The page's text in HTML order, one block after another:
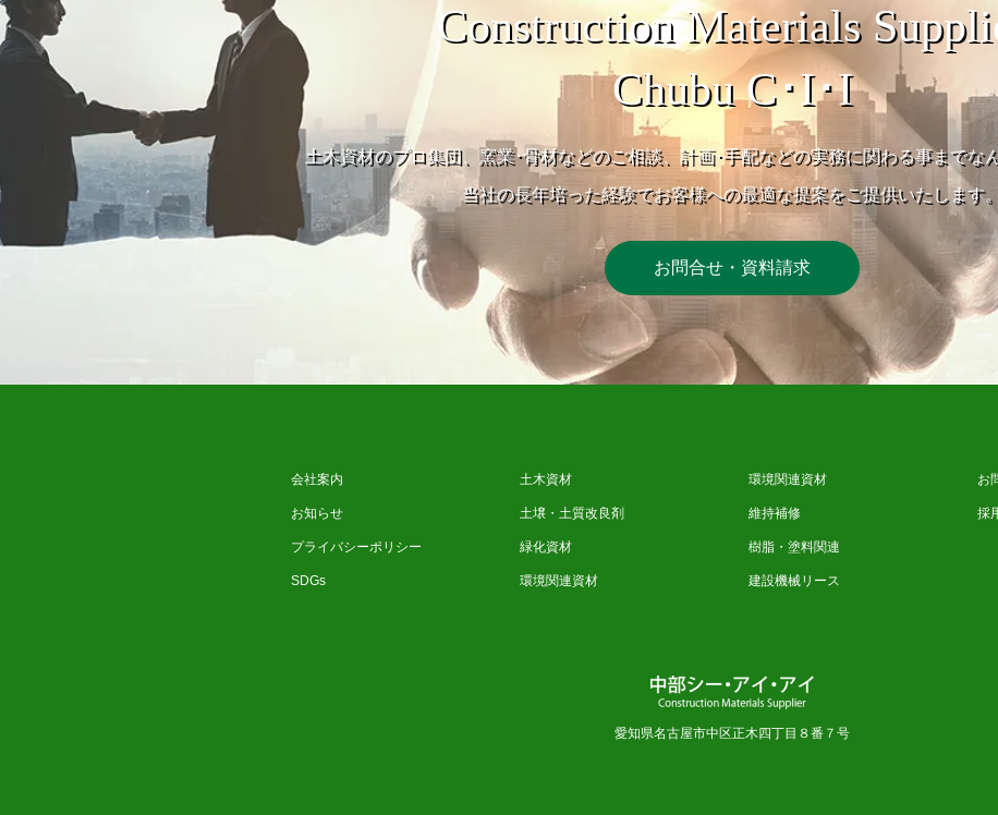
Construction Materials
Chubu C･I･I
土木資材のプロ集団、窯業･骨材などのご相談、計画･手配などの実務に関わる事までな
当社の長年培った経験でお客様への最適な提案をご提供いたします。
お問合せ・資料請求
会社案内
お知らせ
プライバシーポリシー
SDGs
土木資材
土壌・土質改良剤
緑化資材
環境関連資材
環境関連資材
維持補修
樹脂・塗料関連
建設機械リース
お
採
愛知県名古屋市中区正木四丁目８番７号